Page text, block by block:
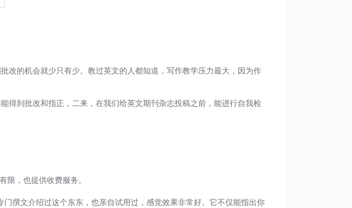
改的机会就少只有少。教过英文的人都知道，写作教学压力最大，因为作
得到批改和指正，二来，在我们给英文期刊杂志投稿之前，能进行自我检
限，也提供收费服务。
撰文介绍过这个东东，也亲自试用过，感觉效果非常好。它不仅能指出你